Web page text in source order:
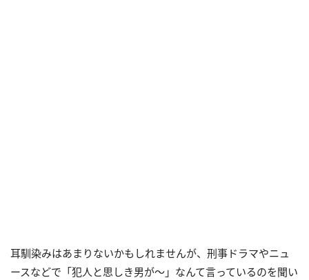
耳馴染みはあまりないかもしれませんが、刑事ドラマやニュ
ースなどで「犯人と思しき男が～」なんて言っているのを聞い